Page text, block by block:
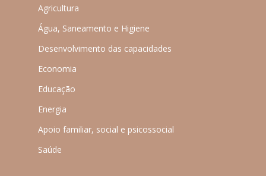
Agricultura
Água, Saneamento e Higiene
Desenvolvimento das capacidades
Economia
Educação
Energia
Apoio familiar, social e psicossocial
Saúde